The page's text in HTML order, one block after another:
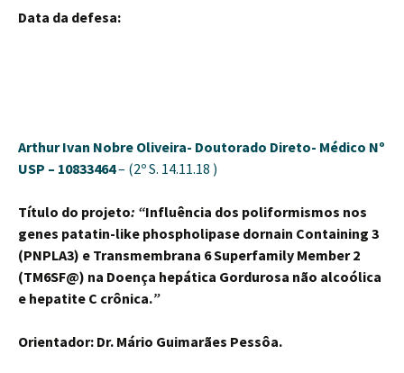
Data da defesa:
Arthur Ivan Nobre Oliveira- Doutorado Direto- Médico Nº
USP – 10833464– (2º S. 14.11.18 )
Título do projeto: “Influência dos poliformismos nos
genes patatin-like phospholipase dornain Containing 3
(PNPLA3) e Transmembrana 6 Superfamily Member 2
(TM6SF@) na Doença hepática Gordurosa não alcoólica
e hepatite C crônica.”
Orientador: Dr. Mário Guimarães Pessôa.